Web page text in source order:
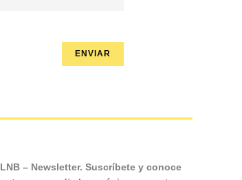
LNB – Newsletter. Suscríbete y conoce